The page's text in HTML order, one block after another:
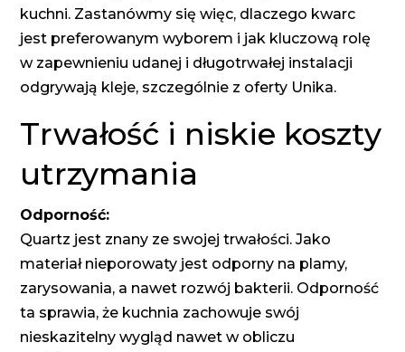
kuchni. Zastanówmy się więc, dlaczego kwarc
jest preferowanym wyborem i jak kluczową rolę
w zapewnieniu udanej i długotrwałej instalacji
odgrywają kleje, szczególnie z oferty Unika.
Trwałość i niskie koszty
utrzymania
Odporność:
Quartz jest znany ze swojej trwałości. Jako
materiał nieporowaty jest odporny na plamy,
zarysowania, a nawet rozwój bakterii. Odporność
ta sprawia, że kuchnia zachowuje swój
nieskazitelny wygląd nawet w obliczu